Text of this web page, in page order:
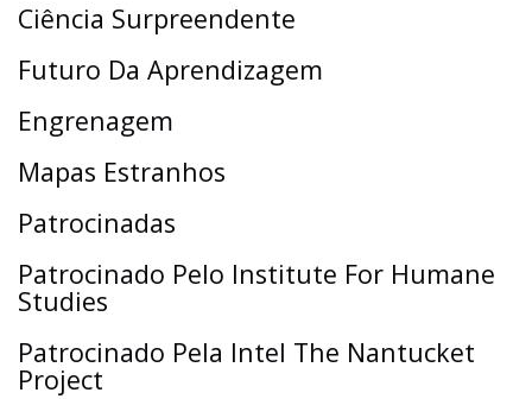
Ciência Surpreendente
Futuro Da Aprendizagem
Engrenagem
Mapas Estranhos
Patrocinadas
Patrocinado Pelo Institute For Humane
Studies
Patrocinado Pela Intel The Nantucket
Project